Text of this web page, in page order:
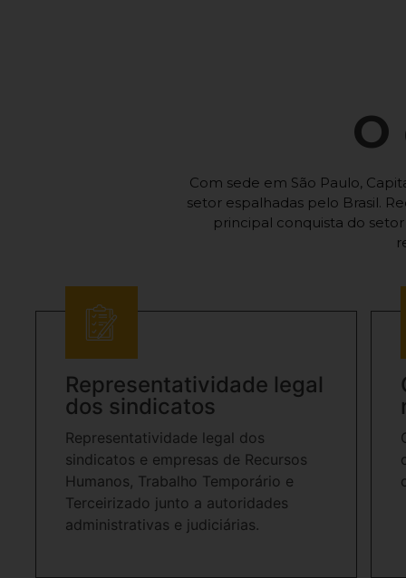
Com sede em São Paulo,
setor espalhadas pelo Brasil.
principal conquista do setor
Representatividade legal
dos sindicatos
Representatividade legal dos
sindicatos e empresas de Recursos
Humanos, Trabalho Temporário e
Terceirizado junto a autoridades
administrativas e judiciárias.